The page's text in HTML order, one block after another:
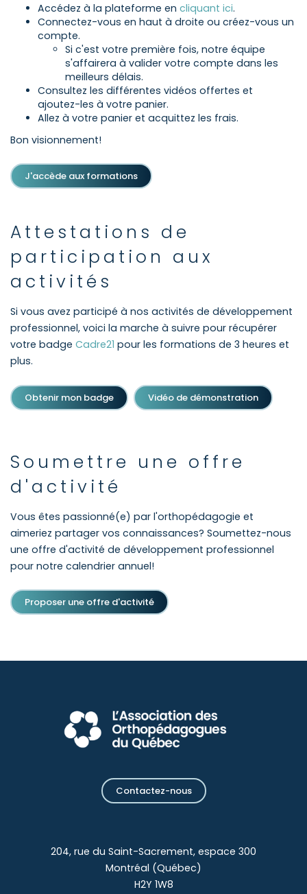
Accédez à la plateforme en cliquant ici.
Connectez-vous en haut à droite ou créez-vous un
compte.
Si c'est votre première fois, notre équipe
s'affairera à valider votre compte dans les
meilleurs délais.
Consultez les différentes vidéos offertes et
ajoutez-les à votre panier.
Allez à votre panier et acquittez les frais.
Bon visionnement!
J'accède aux formations
Attestations de
participation aux
activités
Si vous avez participé à nos activités de développement
professionnel, voici la marche à suivre pour récupérer
votre badge Cadre21 pour les formations de 3 heures et
plus.
Obtenir mon badge Vidéo de démonstration
Soumettre une offre
d'activité
Vous êtes passionné(e) par l'orthopédagogie et
aimeriez partager vos connaissances? Soumettez-nous
une offre d'activité de développement professionnel
pour notre calendrier annuel!
Proposer une offre d'activité
Contactez-nous
204, rue du Saint-Sacrement, espace 300
Montréal (Québec)
H2Y 1W8